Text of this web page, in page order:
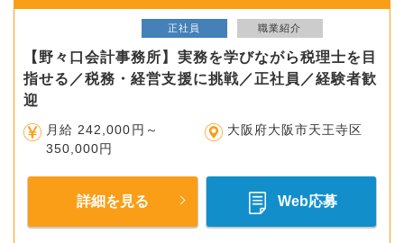
正社員 職業紹介
【野々口会計事務所】実務を学びながら税理士を目
指せる／税務・経営支援に挑戦／正社員／経験者歓
迎
月給 242,000円～
350,000円
大阪府大阪市天王寺区
詳細を見る Web応募